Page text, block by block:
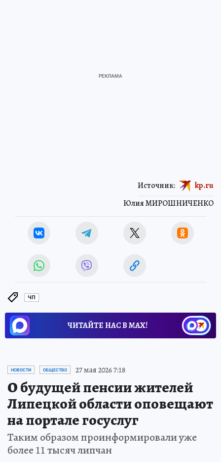
Юлия МИРОШНИЧЕНКО
Источник: kp.ru
ЧП
ЧИТАЙТЕ НАС В МАХ!
НОВОСТИ ОБЩЕСТВО 27 мая 2026 7:18
О будущей пенсии жителей
Липецкой области оповещают
на портале госуслуг
Таким образом проинформировали уже
более 11 тысяч липчан